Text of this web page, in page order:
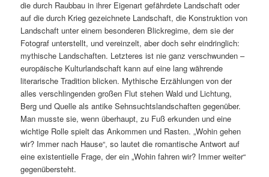
die durch Raubbau in ihrer Eigenart gefährdete Landschaft oder
auf die durch Krieg gezeichnete Landschaft, die Konstruktion von
Landschaft unter einem besonderen Blickregime, dem sie der
Fotograf unterstellt, und vereinzelt, aber doch sehr eindringlich:
mythische Landschaften. Letzteres ist nie ganz verschwunden –
europäische Kulturlandschaft kann auf eine lang währende
literarische Tradition blicken. Mythische Erzählungen von der
alles verschlingenden großen Flut stehen Wald und Lichtung,
Berg und Quelle als antike Sehnsuchtslandschaften gegenüber.
Man musste sie, wenn überhaupt, zu Fuß erkunden und eine
wichtige Rolle spielt das Ankommen und Rasten. „Wohin gehen
wir? Immer nach Hause“, so lautet die romantische Antwort auf
eine existentielle Frage, der ein „Wohin fahren wir? Immer weiter“
gegenübersteht.